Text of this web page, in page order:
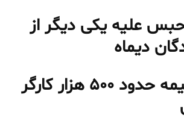
علیه یکی دیگر از
دیماه
قطع شدن بیمه حدود ۵۰۰ هزار کارگر